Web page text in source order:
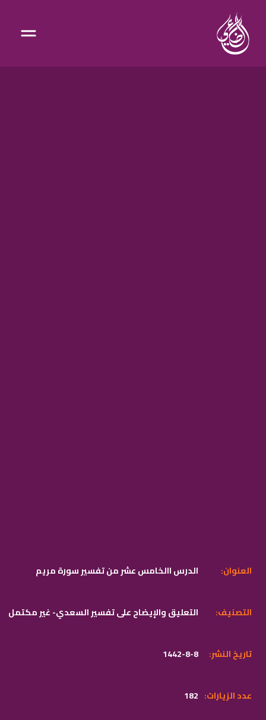
الدرس االخامس عشر من تفسير سورة مريم :العنوان
التعليق والإيضاح على تفسير السعدي- غير مكتمل :التصنيف
1442-8-8 :تاريخ النشر
182 :عدد الزيارات